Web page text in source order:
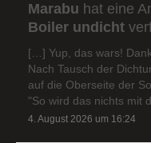
Marabu hat eine
Boiler undicht
[…] Yup, das wars!
Nach Tausch der
auf die Oberseite der
"So wird das nichts mit
4. August 2026 um 16:24